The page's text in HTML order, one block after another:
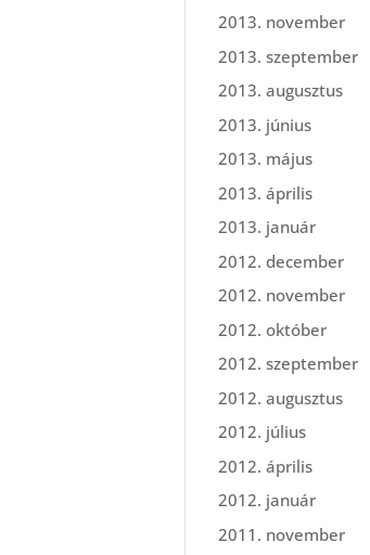
2013. november
2013. szeptember
2013. augusztus
2013. június
2013. május
2013. április
2013. január
2012. december
2012. november
2012. október
2012. szeptember
2012. augusztus
2012. július
2012. április
2012. január
2011. november